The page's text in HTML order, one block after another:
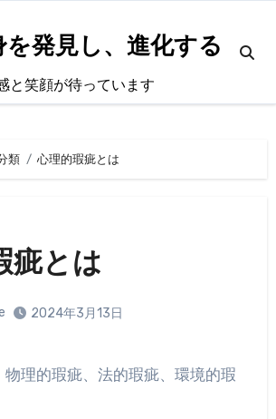
を発見し、進化する
と笑顔が待っています
類 心理的瑕疵とは
疵とは
2024年3月13日